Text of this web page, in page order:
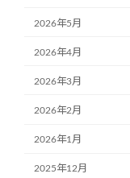
2026年5月
2026年4月
2026年3月
2026年2月
2026年1月
2025年12月